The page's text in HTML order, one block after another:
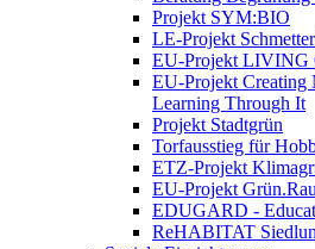
Projekt SYM:BIO
LE-Projekt
EU-Projekt LIVING
EU-Projekt Creating
Learning Through It
Projekt Stadtgrün
Torfausstieg für
ETZ-Projekt
EU-Projekt
EDUGARD -
ReHABITAT